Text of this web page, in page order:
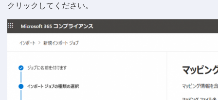
クリックしてください。